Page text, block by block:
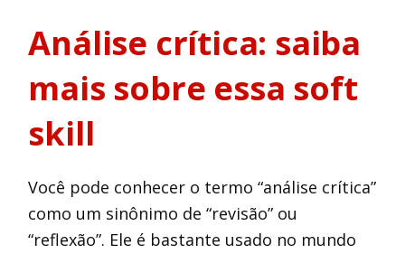
Análise crítica: saiba
mais sobre essa soft
skill
Você pode conhecer o termo “análise crítica”
como um sinônimo de “revisão” ou
“reflexão”. Ele é bastante usado no mundo